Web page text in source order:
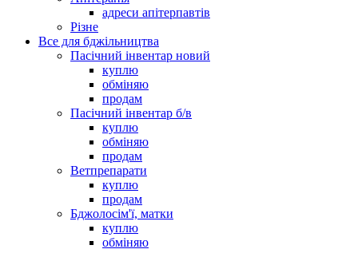
адреси апітерпавтів
Різне
Все для бджільництва
Пасічний інвентар новий
куплю
обміняю
продам
Пасічний інвентар б/в
куплю
обміняю
продам
Ветпрепарати
куплю
продам
Бджолосім'ї, матки
куплю
обміняю